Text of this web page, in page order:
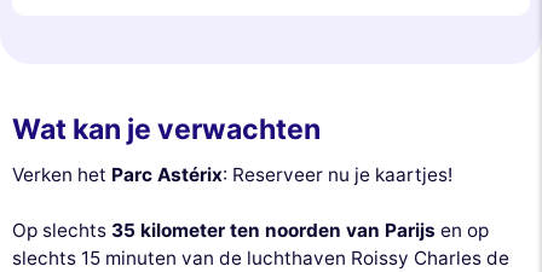
Wat kan je verwachten
Verken het Parc Astérix: Reserveer nu je kaartjes!
Op slechts 35 kilometer ten noorden van Parijs en op
slechts 15 minuten van de luchthaven Roissy Charles de